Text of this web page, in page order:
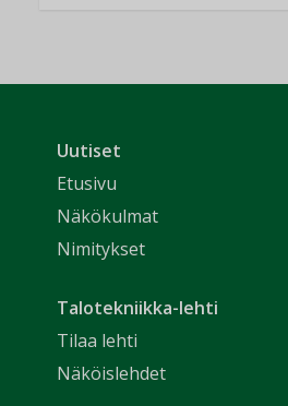
Uutiset
Etusivu
Näkökulmat
Nimitykset
Talotekniikka-lehti
Tilaa lehti
Näköislehdet